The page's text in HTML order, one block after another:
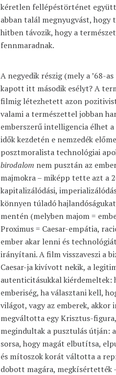
kéretlen fellépéstörténet
abban talál megnyugvást, hogy
hitben távozik, hogy a
fennmaradnak.
A negyedik részig (mely a ’68-
kapott itt második esélyt? A
filmig létezhetett azon
valami a természettel jobban
emberszerű intelligencia élhet
idők kezdetén e nemzedék
posztmoralista technológiai
birodalom nem pusztán az
majmokra – miképp tette azt a
kapitalizálódási,
könnyen túladó
mentén (melyben majom =
Proximus = Caesar-empátia,
ember akar lenni és
irányítani. A film visszaveszi a
Caesar-ja kivívott nekik, a
autenticitásukkal kiérdemeltek:
emberiség, ha választani kell,
világot, vagy az emberek, akkor
megváltotta egy Krisztus-
megindultak a pusztulás útján:
sorsa, hogy magát elbutítsa,
és mítoszok korát váltotta a
dobott magára, megkísértették